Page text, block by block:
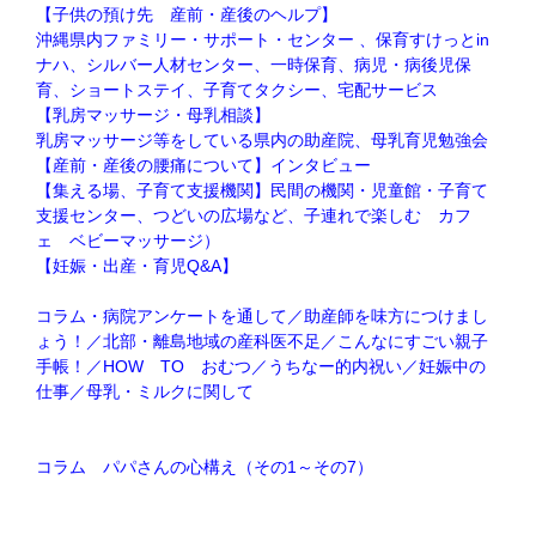
【子供の預け先 産前・産後のヘルプ】
沖縄県内ファミリー・サポート・センター 、保育すけっとin
ナハ、シルバー人材センター、一時保育、病児・病後児保
育、ショートステイ、子育てタクシー、宅配サービス
【乳房マッサージ・母乳相談】
乳房マッサージ等をしている県内の助産院、母乳育児勉強会
【産前・産後の腰痛について】インタビュー
【集える場、子育て支援機関】民間の機関・児童館・子育て
支援センター、つどいの広場など、子連れで楽しむ カフ
ェ ベビーマッサージ）
【妊娠・出産・育児Q&A】
コラム・病院アンケートを通して／助産師を味方につけまし
ょう！／北部・離島地域の産科医不足／こんなにすごい親子
手帳！／HOW TO おむつ／うちなー的内祝い／妊娠中の
仕事／母乳・ミルクに関して
コラム パパさんの心構え（その1～その7）